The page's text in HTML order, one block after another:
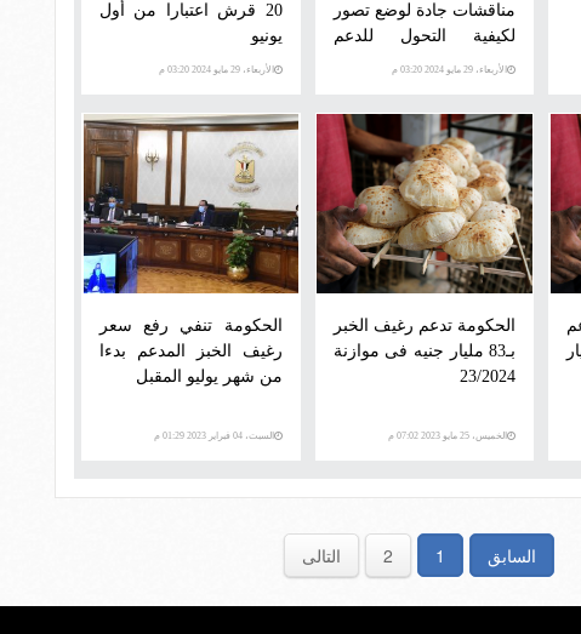
مناقشات جادة لوضع تصور
لكيفية التحول للدعم
النقدي بدلا من العيني
الأربعاء، 29 مايو 2024 03:20 م
20 قرش اعتبارا من أول
يونيو
الأربعاء، 29 مايو 2024 03:20 م
الحكومة تدعم رغيف الخبر
بـ83 مليار جنيه فى موازنة
23/2024
الخميس، 25 مايو 2023 07:02 م
الحكومة تنفي رفع سعر
رغيف الخبز المدعم بدءا
من شهر يوليو المقبل
السبت، 04 فبراير 2023 01:29 م
السابق 1
2 التالى